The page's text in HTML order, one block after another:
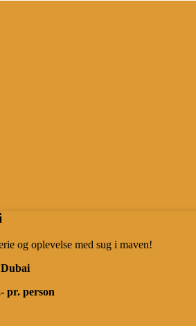
og oplevelse med sug i maven!
pr. person